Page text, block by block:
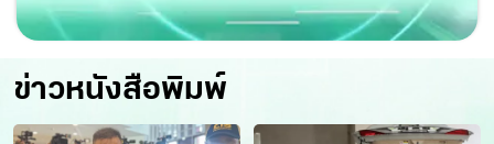
ข่าวหนังสือพิมพ์